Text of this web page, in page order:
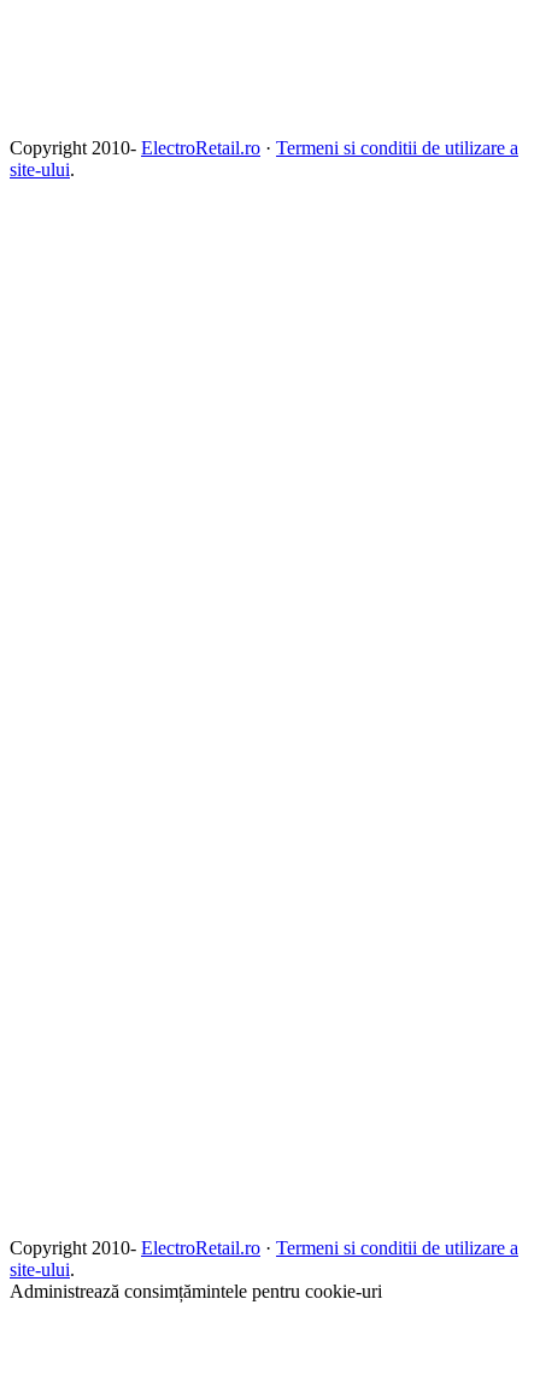
Copyright 2010- ElectroRetail.ro · Termeni si conditii de utilizare a
site-ului.
Copyright 2010- ElectroRetail.ro · Termeni si conditii de utilizare a
site-ului.
Administrează consimțămintele pentru cookie-uri